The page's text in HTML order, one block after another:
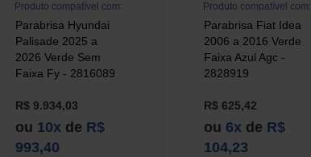
Produto compatível com:
Parabrisa Hyundai
Palisade 2025 a
2026 Verde Sem
Faixa Fy - 2816089
R$ 9.934,03
ou 10xde R$
993,40
Produto compatível com:
Parabrisa Fiat Idea
2006 a 2016 Verde
Faixa Azul Agc -
2828919
R$ 625,42
ou 6x de R$
104,23